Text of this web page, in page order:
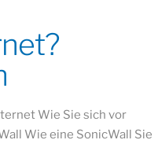
Wie Sie sich vor
Wie eine SonicWall Sie